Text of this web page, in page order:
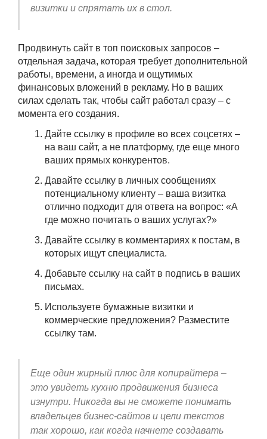
визитки и спрятать их в стол.
Продвинуть сайт в топ поисковых запросов –
отдельная задача, которая требует дополнительной
работы, времени, а иногда и ощутимых
финансовых вложений в рекламу. Но в ваших
силах сделать так, чтобы сайт работал сразу – с
момента его создания.
Дайте ссылку в профиле во всех соцсетях –
на ваш сайт, а не платформу, где еще много
ваших прямых конкурентов.
Давайте ссылку в личных сообщениях
потенциальному клиенту – ваша визитка
отлично подходит для ответа на вопрос: «А
где можно почитать о ваших услугах?»
Давайте ссылку в комментариях к постам, в
которых ищут специалиста.
Добавьте ссылку на сайт в подпись в ваших
письмах.
Используете бумажные визитки и
коммерческие предложения? Разместите
ссылку там.
Еще один жирный плюс для копирайтера –
это увидеть кухню продвижения бизнеса
изнутри. Никогда вы не сможете понимать
владельцев бизнес-сайтов и цели текстов
так хорошо, как когда начнете создавать